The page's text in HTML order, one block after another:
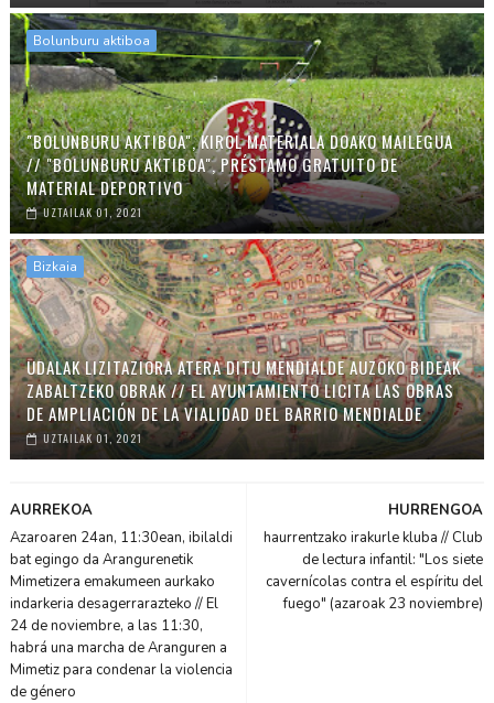
Bolunburu aktiboa
"BOLUNBURU AKTIBOA", KIROL MATERIALA DOAKO MAILEGUA
// "BOLUNBURU AKTIBOA", PRÉSTAMO GRATUITO DE
MATERIAL DEPORTIVO
UZTAILAK 01, 2021
Bizkaia
UDALAK LIZITAZIORA ATERA DITU MENDIALDE AUZOKO BIDEAK
ZABALTZEKO OBRAK // EL AYUNTAMIENTO LICITA LAS OBRAS
DE AMPLIACIÓN DE LA VIALIDAD DEL BARRIO MENDIALDE
UZTAILAK 01, 2021
HURRENGOA
haurrentzako irakurle kluba // Club
de lectura infantil: "Los siete
cavernícolas contra el espíritu del
fuego" (azaroak 23 noviembre)
AURREKOA
Azaroaren 24an, 11:30ean, ibilaldi
bat egingo da Arangurenetik
Mimetizera emakumeen aurkako
indarkeria desagerrarazteko // El
24 de noviembre, a las 11:30,
habrá una marcha de Aranguren a
Mimetiz para condenar la violencia
de género